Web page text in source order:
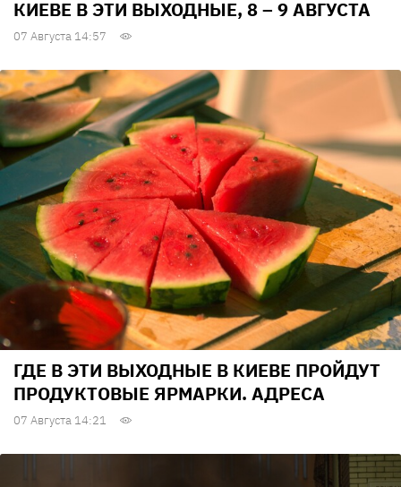
КИЕВЕ В ЭТИ ВЫХОДНЫЕ, 8 – 9 АВГУСТА
07 Августа 14:57
ГДЕ В ЭТИ ВЫХОДНЫЕ В КИЕВЕ ПРОЙДУТ
ПРОДУКТОВЫЕ ЯРМАРКИ. АДРЕСА
07 Августа 14:21